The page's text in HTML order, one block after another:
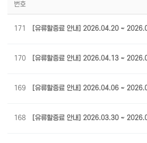
번호
171 [유류할증료 안내] 2026.04.20 ~
170 [유류할증료 안내] 2026.04.13 ~
169 [유류할증료 안내] 2026.04.06 ~
168 [유류할증료 안내] 2026.03.30 ~